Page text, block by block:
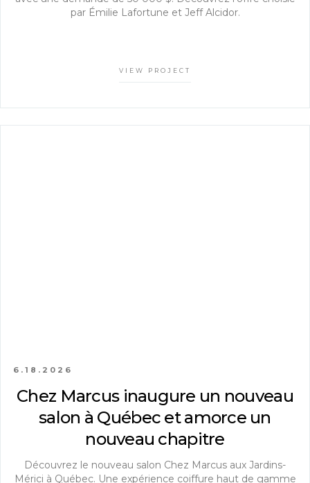
par Émilie Lafortune et Jeff Alcidor.
VIEW PROJECT
6.18.2026
Chez Marcus inaugure un nouveau
salon à Québec et amorce un
nouveau chapitre
Découvrez le nouveau salon Chez Marcus aux Jardins-
Mérici à Québec. Une expérience coiffure haut de gamme